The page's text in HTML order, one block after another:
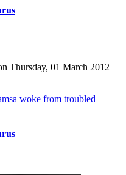
Thursday, 01 March 2012
woke from troubled